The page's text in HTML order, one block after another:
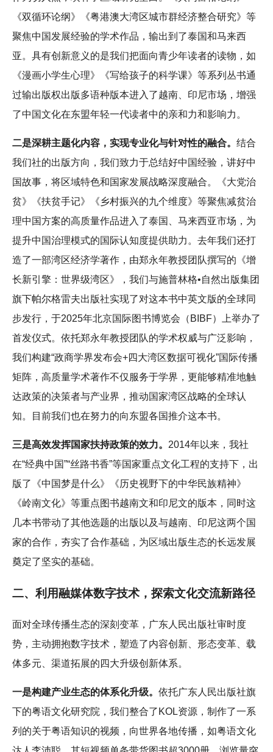
《双循环论纲》《粤港澳大湾区城市群经济整合研究》等
聚焦中国发展经验的学术作品，输出到了泰国和马来西
亚。具有创新意义的是我们把面向青少年读者的读物，如
《漫画小学生心理》《写给孩子的科学课》等系列丛书通
过输出版权出版多语种版本进入了越南、印尼市场，增强
了中国文化在东盟年轻一代读者中的亲和力和影响力。
二是深耕主题化内容，实现专业化与针对性的融合。 结合
我们社的出版方向，我们致力于总结好中国经验，讲好中
国故事，将区域特色和国家发展战略深度融合。《大党治
贫》《扶贫手记》《乡村振兴的九个维度》等聚焦减贫治
理中国方案的高质量作品进入了泰国、马来西亚市场，为
提升中国治理模式的国际认知度提供助力。去年我们还打
造了一部湾区经济学著作，由郑永年教授团队撰写的《增
长新引擎：世界级湾区》，我们与施普林格•自然出版集团
旗下帕尔格雷夫出版社实现了对这本书中英文版的全球同
步发行，于2025年北京国际图书博览会（BIBF）上举办了
首发仪式。依托郑永年教授团队的学术权威与广泛影响，
我们构建“政商学界发布会+四大湾区数据可视化”国际传播
矩阵，高质量学术著作不仅服务于学界，更能够精准地触
达政策的决策者与产业界，推动国家湾区战略的全球认
知。目前我们也在努力的向东盟各国推介这本书。
三是高效发挥国家扶持政策的效力。 2014年以来，我社
在“经典中国”“丝路书香”等国家重点文化工程的支持下，出
版了《中国梦是什么》《历史视野下的中华民族精神》
《岭南文化》等重点图书越南文和印尼文的版本，同时这
几本书带动了其他选题的出版以及与越南、印尼这两个国
家的合作，夯实了合作基础，为区域出版生态的长远发展
奠定了坚实的基础。
二、利用融媒体数字技术，探索文化交流新路径
面对全球传播生态的深刻变革，广东人民出版社审时度
势，主动拥抱数字技术，塑造了内容创新、形态变革、载
体多元、渠道拓展的四大升级创新体系。
一是构建产业生态的体系化升级。 依托广东人民出版社旗
下的粤语文化研究院，我们整合了KOL资源，制作了一系
列的关于粤语知识的视频，向世界各地传播，如粤语文化